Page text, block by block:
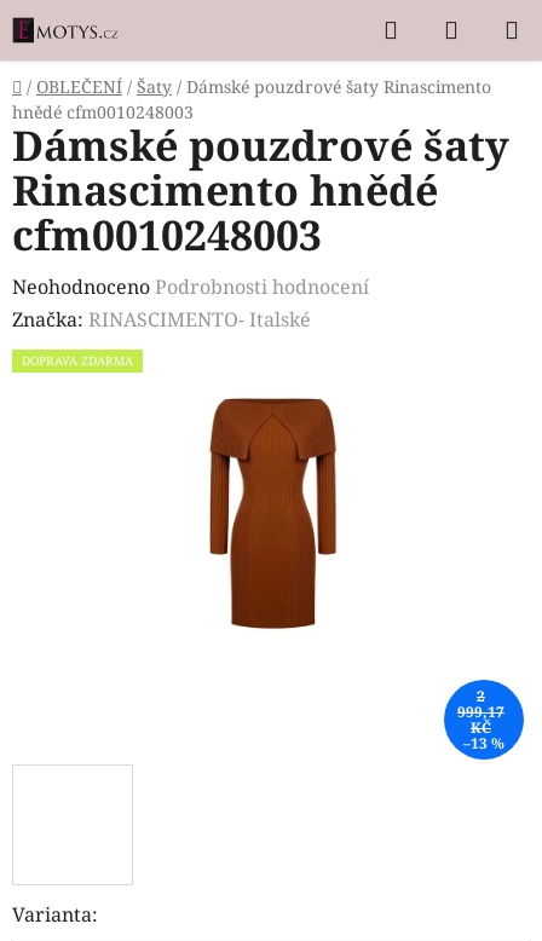
Přejít
na
obsah
Hledat
KOŠÍK
Domů
/ OBLEČENÍ / Šaty / Dámské pouzdrové šaty Rinascimento
hnědé cfm0010248003
Varianta:
Dámské pouzdrové šaty
Rinascimento hnědé
cfm0010248003
Průměrné
hodnocení
produktu
NeohodnocenoPodrobnosti hodnocení
Značka: RINASCIMENTO- Italské
DOPRAVA ZDARMA
2
999,17
KČ
–13 %